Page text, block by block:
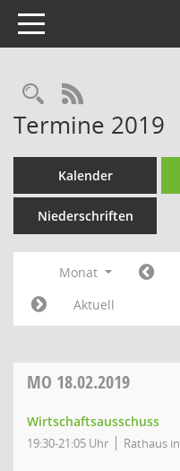
Toggle navigation
RSS-Feed
Termine 2019
Kalender
Niederschriften
Monat
Aktuell
MO 18.02.2019
Wirtschaftsausschuss
19:30-21:05 Uhr Rathaus